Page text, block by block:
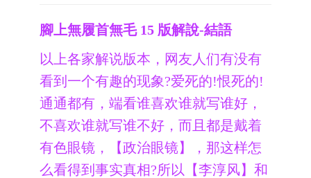
腳上無履首無毛 15 版解說-結語
以上各家解说版本，网友人们有没有
看到一个有趣的现象?爱死的!恨死的!
通通都有，端看谁喜欢谁就写谁好，
不喜欢谁就写谁不好，而且都是戴着
有色眼镜，【政治眼镜】，那这样怎
么看得到事实真相?所以【李淳风】和